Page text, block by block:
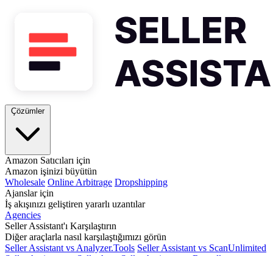
Çözümler
Amazon Satıcıları için
Amazon işinizi büyütün
Wholesale Online Arbitrage Dropshipping
Ajanslar için
İş akışınızı geliştiren yararlı uzantılar
Agencies
Seller Assistant'ı Karşılaştırın
Diğer araçlarla nasıl karşılaştığımızı görün
Seller Assistant vs Analyzer.Tools Seller Assistant vs ScanUnlimited